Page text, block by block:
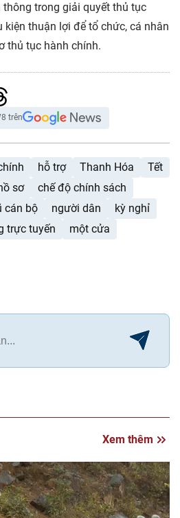
thông trong giải quyết thủ tục
kiện thuận lợi để tổ chức, cá nhân
thủ tục hành chính.
trên
hỗ trợ Thanh Hóa
Tết
sơ
chế độ chính sách
cán bộ người dân
kỳ nghỉ
trực tuyến
một cửa
Xem thêm